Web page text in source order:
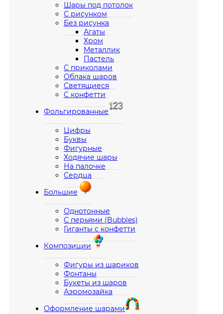
Шары под потолок
С рисунком
Без рисунка
Агаты
Хром
Металлик
Пастель
С приколами
Облака шаров
Светящиеся
С конфетти
Фольгированные
Цифры
Буквы
Фигурные
Ходячие шары
На палочке
Сердца
Большие
Однотонные
С перьями (Bubbles)
Гиганты с конфетти
Композиции
Фигуры из шариков
Фонтаны
Букеты из шаров
Аэромозайка
Оформление шарами